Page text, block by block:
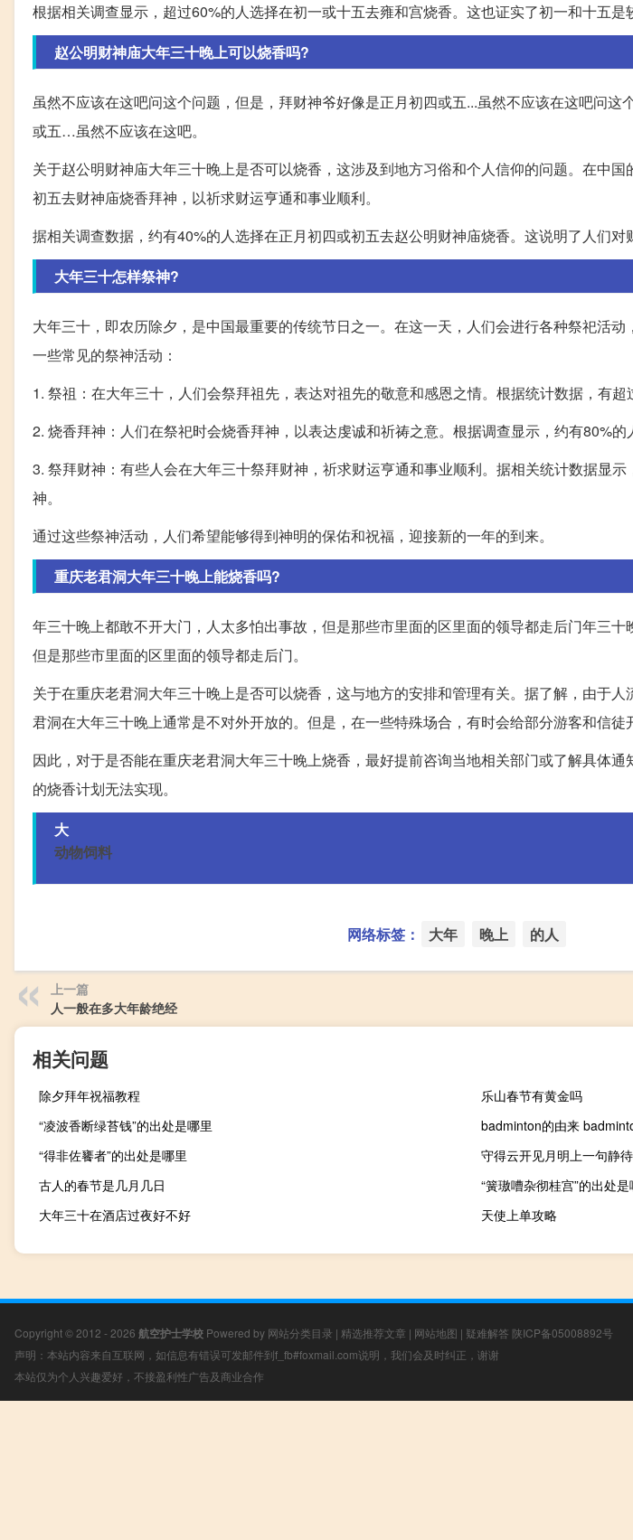
根据相关调查显示，超过60%的人选择在初一或十五去雍和宫烧香。这也证实了初一和十五是
赵公明财神庙大年三十晚上可以烧香吗?
虽然不应该在这吧问这个问题，但是，拜财神爷好像是正月初四或五...虽然不应该在这吧问这
或五…虽然不应该在这吧。
关于赵公明财神庙大年三十晚上是否可以烧香，这涉及到地方习俗和个人信仰的问题。在中
初五去财神庙烧香拜神，以祈求财运亨通和事业顺利。
据相关调查数据，约有40%的人选择在正月初四或初五去赵公明财神庙烧香。这说明了人们对
大年三十怎样祭神?
大年三十，即农历除夕，是中国最重要的传统节日之一。在这一天，人们会进行各种祭祀活
一些常见的祭神活动：
1. 祭祖：在大年三十，人们会祭拜祖先，表达对祖先的敬意和感恩之情。根据统计数据，有超
2. 烧香拜神：人们在祭祀时会烧香拜神，以表达虔诚和祈祷之意。根据调查显示，约有80%的
3. 祭拜财神：有些人会在大年三十祭拜财神，祈求财运亨通和事业顺利。据相关统计数据显
神。
通过这些祭神活动，人们希望能够得到神明的保佑和祝福，迎接新的一年的到来。
重庆老君洞大年三十晚上能烧香吗?
年三十晚上都敢不开大门，人太多怕出事故，但是那些市里面的区里面的领导都走后门年三十
但是那些市里面的区里面的领导都走后门。
关于在重庆老君洞大年三十晚上是否可以烧香，这与地方的安排和管理有关。据了解，由于
君洞在大年三十晚上通常是不对外开放的。但是，在一些特殊场合，有时会给部分游客和信徒
因此，对于是否能在重庆老君洞大年三十晚上烧香，最好提前咨询当地相关部门或了解具体
的烧香计划无法实现。
大
动物饲料
网络标签： 大年 晚上 的人
上一篇
人一般在多大年龄绝经
相关问题
除夕拜年祝福教程
乐山春节有黄金吗
“凌波香断绿苔钱”的出处是哪里
badminton的由来
“得非佐饔者”的出处是哪里
守得云开见月明上一句静
古人的春节是几月几日
“簧璈嘈杂彻桂宫”的出处是
大年三十在酒店过夜好不好
天使上单攻略
Copyright © 2012 - 2026 航空护士学校 Powered by 网站分类目录 | 精选推荐文章 | 网站地图 | 疑难解答 陕ICP备05008892号
声明：本站内容来自互联网，如信息有错误可发邮件到f_fb#foxmail.com说明，我们会及时纠正，谢谢
本站仅为个人兴趣爱好，不接盈利性广告及商业合作